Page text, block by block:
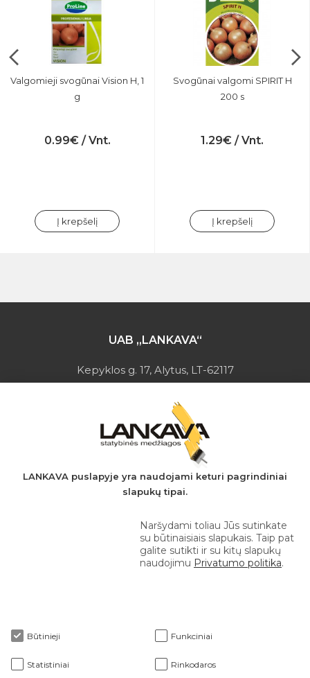
Valgomieji svogūnai Vision H, 1
g
0.99€ / Vnt.
Į krepšelį
Svogūnai valgomi SPIRIT H
200 s
1.29€ / Vnt.
Į krepšelį
UAB „LANKAVA“
Kepyklos g. 17, Alytus, LT-62117
Įmonės kodas: 149728275
PVM mokėtojo kodas: LT497282716
A.s.: LT037044060001923651
AB SEB bankas
+370 610 42 222
Apie mus
Klientams
LANKAVA puslapyje yra naudojami keturi pagrindiniai
slapukų tipai.
Naršydami toliau Jūs sutinkate
su būtinaisiais slapukais. Taip pat
galite sutikti ir su kitų slapukų
naudojimu Privatumo politika.
Būtinieji Funkciniai
Statistiniai Rinkodaros